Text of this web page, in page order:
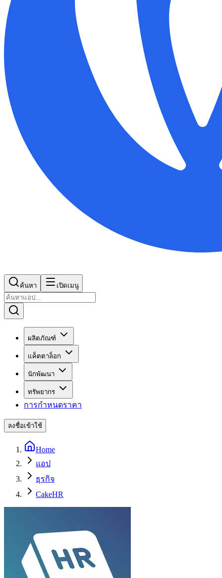
ค้นหา เปิดเมนู
ผลิตภัณฑ์
แค็ตตาล็อก
นักพัฒนา
ทรัพยากร
การกำหนดราคา
ลงชื่อเข้าใช้
Home
แอป
ธุรกิจ
CakeHR